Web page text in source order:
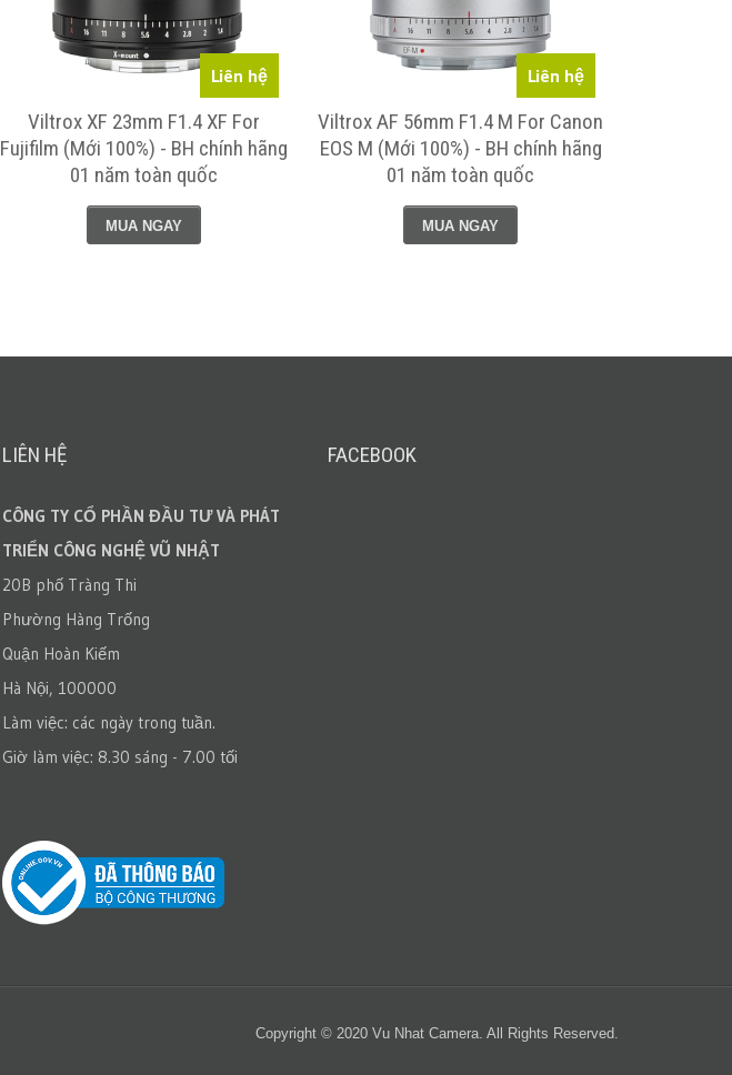
Liên hệ
Viltrox XF 23mm F1.4 XF For
Fujifilm (Mới 100%) - BH chính hãng
01 năm toàn quốc
MUA NGAY
Liên hệ
Viltrox AF 56mm F1.4 M For Canon
EOS M (Mới 100%) - BH chính hãng
01 năm toàn quốc
MUA NGAY
LIÊN HỆ
CÔNG TY CỔ PHẦN ĐẦU TƯ VÀ PHÁT
TRIỂN CÔNG NGHỆ VŨ NHẬT
20B phố Tràng Thi
Phường Hàng Trống
Quận Hoàn Kiếm
Hà Nội, 100000
Làm việc: các ngày trong tuần.
Giờ làm việc: 8.30 sáng - 7.00 tối
FACEBOOK
Copyright © 2020 Vu Nhat Camera. All Rights Reserved.